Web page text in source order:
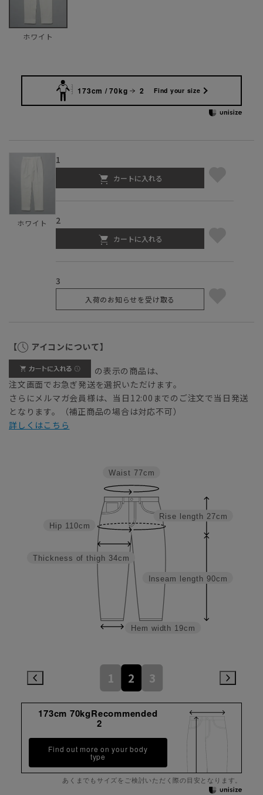
ホワイト
173cm / 70kg 2 Find your size
ホワイト
1
カートに入れる
2
カートに入れる
3
入荷のお知らせを受け取る
【 アイコンについて】
の表示の商品は、
注文画面でお急ぎ発送を選択いただけます。
さらにメルマガ会員様は、当日12:00までのご注文で当日発送
となります。（補正商品の場合は対応不可）
詳しくはこちら
Inseam length 90cm
Rise length 27cm
Hem width 19cm
Thickness of thigh 34cm
Hip 110cm
Waist 77cm
1 2 3
173cm 70kgRecommended
2
Find out more on your body
type
あくまでもサイズをご検討いただく際の目安となります。